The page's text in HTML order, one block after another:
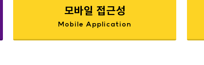
모바일 접근성
Mobile Application